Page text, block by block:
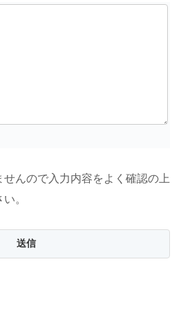
んので入力内容をよく確認の上
。